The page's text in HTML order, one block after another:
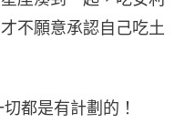
不願意承認自己吃土
都是有計劃的！